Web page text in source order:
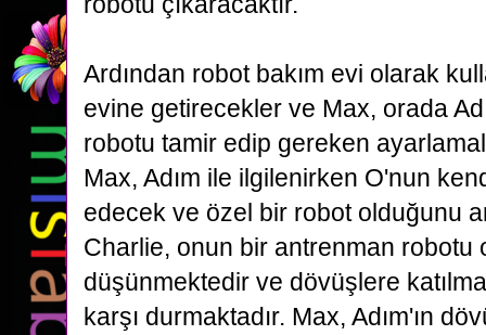
Ardından robot bakım evi olarak
evine getirecekler ve Max, orada
robotu tamir edip gereken
Max, Adım ile ilgilenirken O'nun
edecek ve özel bir robot olduğunu
Charlie, onun bir antrenman robotu
düşünmektedir ve dövüşlere
karşı durmaktadır. Max, Adım'ın